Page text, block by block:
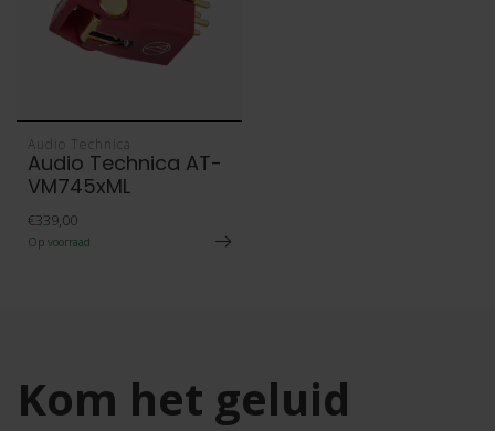
Audio Technica
Audio Technica AT-
VM745xML
€339,00
Op voorraad
Kom het geluid